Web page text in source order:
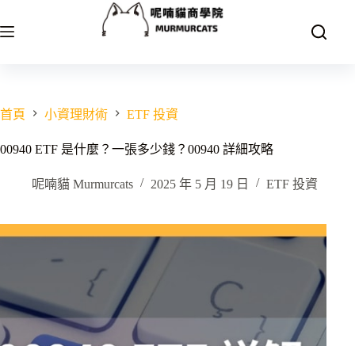
至
容
首頁 小資理財術 ETF 投資
00940 ETF 是什麼？一張多少錢？00940 詳細攻略
呢喃貓 Murmurcats 2025 年 5 月 19 日 ETF 投資